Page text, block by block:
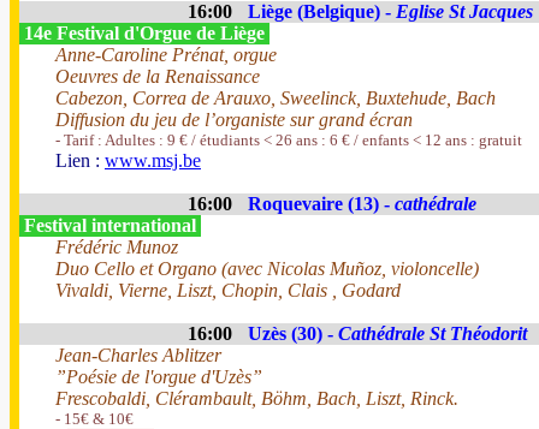
16:00 Liège (Belgique) - Eglise St Jacques
14e Festival d'Orgue de Liège
Anne-Caroline Prénat, orgue
Oeuvres de la Renaissance
Cabezon, Correa de Arauxo, Sweelinck, Buxtehude, Bach
Diffusion du jeu de l’organiste sur grand écran
- Tarif : Adultes : 9 € / étudiants < 26 ans : 6 € / enfants < 12 ans : gratuit
Lien : www.msj.be
16:00 Roquevaire (13) - cathédrale
Festival international
Frédéric Munoz
Duo Cello et Organo (avec Nicolas Muñoz, violoncelle)
Vivaldi, Vierne, Liszt, Chopin, Clais , Godard
16:00 Uzès (30) - Cathédrale St Théodorit
Jean-Charles Ablitzer
”Poésie de l'orgue d'Uzès”
Frescobaldi, Clérambault, Böhm, Bach, Liszt, Rinck.
- 15€ & 10€